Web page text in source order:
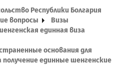
Республики Болгария
вопросы
Визы
единная виза
основания для
получение единные шенгенские